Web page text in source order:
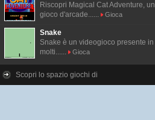
Riscopri Magical Cat Adventure, un
gioco d'arcade......
Gioca
Snake
Snake è un videogioco presente in
molti......
Gioca
Scopri lo spazio giochi di